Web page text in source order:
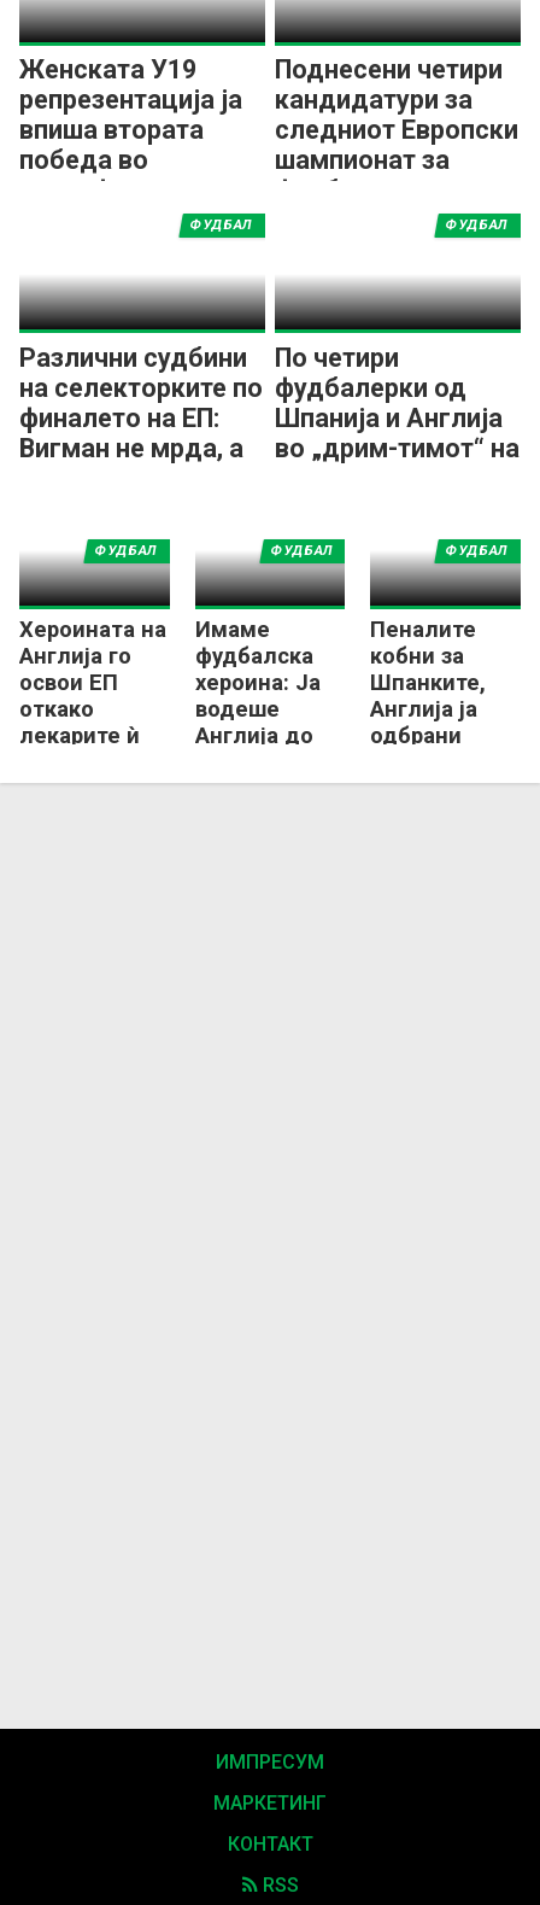
Женската У19
репрезентација ја
впиша втората
победа во
квалификациите за
Поднесени четири
кандидатури за
следниот Европски
шампионат за
фудбалерки
Различни судбини
на селекторките по
финалето на ЕП:
Вигман не мрда, а
ФУДБАЛ
По четири
фудбалерки од
Шпанија и Англија
во „дрим-тимот“ на
ФУДБАЛ
Хероината на
Англија го
освои ЕП
откако
лекарите ѝ
не може да
ФУДБАЛ
Имаме
фудбалска
хероина: Ја
водеше
Англија до
фрактура на
ФУДБАЛ
Пеналите
кобни за
Шпанките,
Англија ја
одбрани
круна!
ФУДБАЛ
ИМПРЕСУМ
МАРКЕТИНГ
КОНТАКТ
RSS